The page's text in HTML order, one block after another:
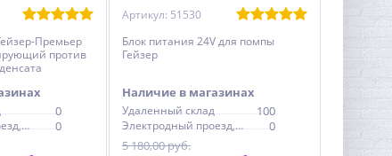
Премьер
против
0
Электродный проезд, 6с1
0
Артикул: 51530
Блок питания 24V для помпы
Гейзер
Наличие в магазинах
Удаленный склад 100
Электродный проезд, 6с1
0
5 180,00 руб.